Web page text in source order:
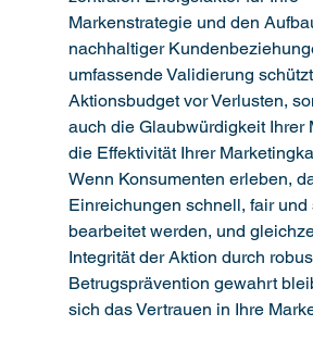
Markenstrategie und den
nachhaltiger
umfassende Validierung
Aktionsbudget vor Verlusten,
auch die Glaubwürdigkeit Ihrer
die Effektivität Ihrer
Wenn Konsumenten erleben,
Einreichungen schnell, fair und
bearbeitet werden, und
Integrität der Aktion durch
Betrugsprävention gewahrt
sich das Vertrauen in Ihre